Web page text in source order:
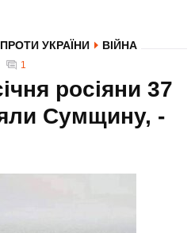
ПРОТИ УКРАЇНИ ВІЙНА
1
росіяни 37
Сумщину, -